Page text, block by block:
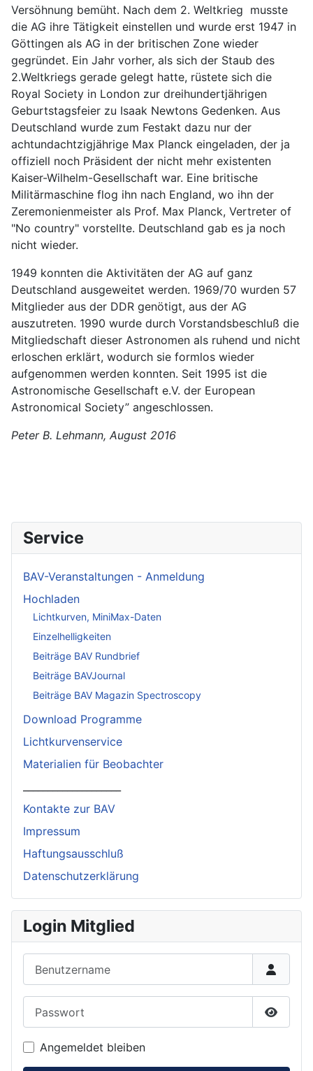
Versöhnung bemüht. Nach dem 2. Weltkrieg musste
die AG ihre Tätigkeit einstellen und wurde erst 1947 in
Göttingen als AG in der britischen Zone wieder
gegründet. Ein Jahr vorher, als sich der Staub des
2.Weltkriegs gerade gelegt hatte, rüstete sich die
Royal Society in London zur dreihundertjährigen
Geburtstagsfeier zu Isaak Newtons Gedenken. Aus
Deutschland wurde zum Festakt dazu nur der
achtundachtzigjährige Max Planck eingeladen, der ja
offiziell noch Präsident der nicht mehr existenten
Kaiser-Wilhelm-Gesellschaft war. Eine britische
Militärmaschine flog ihn nach England, wo ihn der
Zeremonienmeister als Prof. Max Planck, Vertreter of
"No country" vorstellte. Deutschland gab es ja noch
nicht wieder.
1949 konnten die Aktivitäten der AG auf ganz
Deutschland ausgeweitet werden. 1969/70 wurden 57
Mitglieder aus der DDR genötigt, aus der AG
auszutreten. 1990 wurde durch Vorstandsbeschluß die
Mitgliedschaft dieser Astronomen als ruhend und nicht
erloschen erklärt, wodurch sie formlos wieder
aufgenommen werden konnten. Seit 1995 ist die
Astronomische Gesellschaft e.V. der European
Astronomical Society” angeschlossen.
Peter B. Lehmann, August 2016
Service
BAV-Veranstaltungen - Anmeldung
Hochladen
Lichtkurven, MiniMax-Daten
Einzelhelligkeiten
Beiträge BAV Rundbrief
Beiträge BAVJournal
Beiträge BAV Magazin Spectroscopy
Download Programme
Lichtkurvenservice
Materialien für Beobachter
Kontakte zur BAV
Impressum
Haftungsausschluß
Datenschutzerklärung
Login Mitglied
Angemeldet bleiben